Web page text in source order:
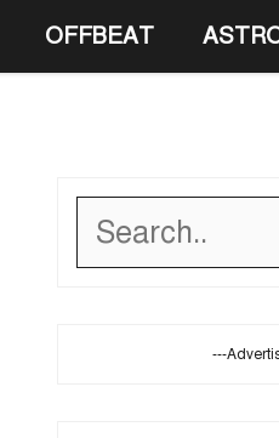
OFFBEAT
Search
---